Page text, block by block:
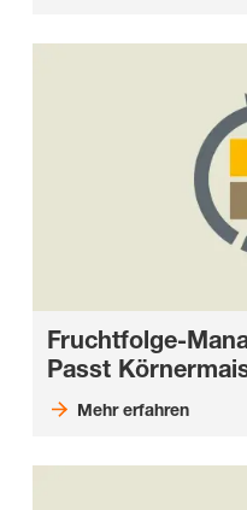
Fruchtfolge-
Passt
Mehr erfahren